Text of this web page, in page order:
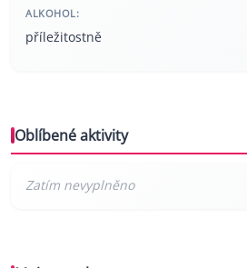
ALKOHOL:
příležitostně
Oblíbené aktivity